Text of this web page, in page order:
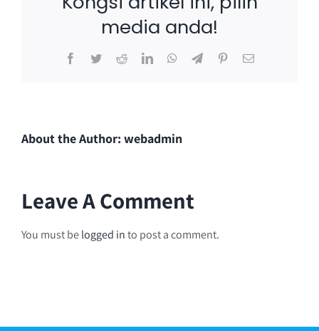
media anda!
Facebook
TwitterRedditLinkedInWhatsApp
TelegramPinterestEmail
About the Author: webadmin
Leave A Comment
You must belogged into post a comment.